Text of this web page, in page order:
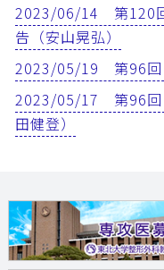
2023/06/14 第120
告（安山晃弘）
2023/05/19 第96回
2023/05/17 第96回
田健登）